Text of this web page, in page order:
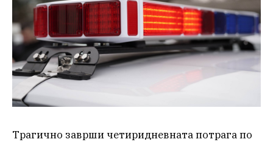
Трагично заврши четиридневната потрага по